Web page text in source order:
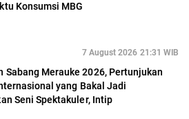
Konsumsi MBG
7 August 2026 21:31 WIB
Sabang Merauke 2026, Pertunjukan
yang Bakal Jadi
Seni Spektakuler, Intip